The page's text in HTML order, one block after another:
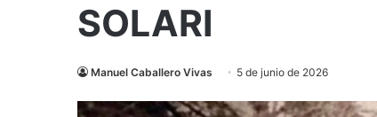
SOLARI
Manuel Caballero Vivas 5 de junio de 2026